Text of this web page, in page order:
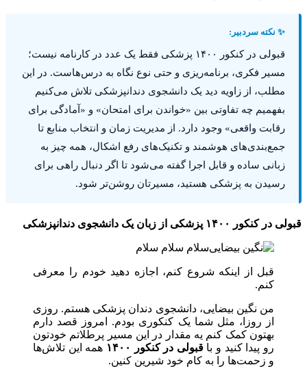
✨ نکته سردبیر:
قبولی در کنکور ۱۴۰۰ پزشکی فقط یک عدد در کارنامه نیست؛
مسیر فکری، برنامه‌ریزی و حتی نوع نگاه به درس‌هاست. در این
مطلب، از زاویه دید یک دانشجوی دندانپزشکی تلاش می‌کنیم
بفهمیم چه تفاوتی بین «خواندن برای امتحان» و «آمادگی برای
رقابت واقعی» وجود دارد. از مدیریت زمان و انتخاب منابع تا
جمع‌بندی‌های هوشمند و تکنیک‌های رفع اشکال، همه چیز به
زبانی ساده و قابل اجرا گفته می‌شود تا اگر دنبال راهی برای
رسیدن به پزشکی هستید، مسیرتان روشن‌تر شود.
قبولی در کنکور ۱۴۰۰ پزشکی از زبان یک دانشجوی دندانپزشکی
سلام سلام سلام
قبل از اینکه شروع کنم، اجازه دهید خودم را معرفی
کنم.
من نگین بیضایی، دانشجوی دندان پزشکی هستم. روزی
از روزا، مثل شما یک کنکوری بودم. امروز قصد دارم
بهتون کمک کنم یه مقدار در این مسیر پرطلاتم خودتون
رو پیدا کنید و با قبولی در کنکور ۱۴۰۰
همه این تلاش‌ها
و زحمت‌ها را به کام خود شیرین کنین.